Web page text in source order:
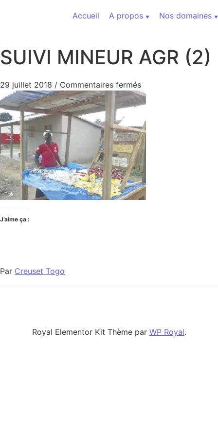
Accueil
A propos Nos domaines
SUIVI MINEUR AGR (2)
29 juillet 2018 / Commentaires ferméssur SUIVI MINEUR
J’aime ça :
Par Creuset Togo
Royal Elementor Kit Thème par WP Royal.